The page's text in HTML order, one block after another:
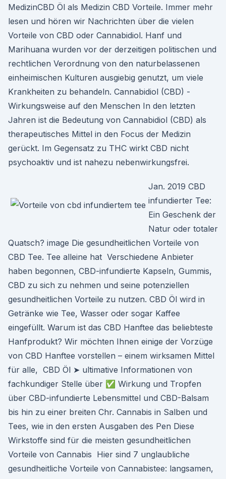
MedizinCBD Öl als Medizin CBD Vorteile. Immer mehr
lesen und hören wir Nachrichten über die vielen
Vorteile von CBD oder Cannabidiol. Hanf und
Marihuana wurden vor der derzeitigen politischen und
rechtlichen Verordnung von den naturbelassenen
einheimischen Kulturen ausgiebig genutzt, um viele
Krankheiten zu behandeln. Cannabidiol (CBD) -
Wirkungsweise auf den Menschen In den letzten
Jahren ist die Bedeutung von Cannabidiol (CBD) als
therapeutisches Mittel in den Focus der Medizin
gerückt. Im Gegensatz zu THC wirkt CBD nicht
psychoaktiv und ist nahezu nebenwirkungsfrei.
Jan. 2019 CBD
infundierter Tee:
Ein Geschenk der
Natur oder totaler
Quatsch? image Die gesundheitlichen Vorteile von
CBD Tee. Tee alleine hat Verschiedene Anbieter
haben begonnen, CBD-infundierte Kapseln, Gummis,
CBD zu sich zu nehmen und seine potenziellen
gesundheitlichen Vorteile zu nutzen. CBD Öl wird in
Getränke wie Tee, Wasser oder sogar Kaffee
eingefüllt. Warum ist das CBD Hanftee das beliebteste
Hanfprodukt? Wir möchten Ihnen einige der Vorzüge
von CBD Hanftee vorstellen – einem wirksamen Mittel
für alle, CBD Öl ➤ ultimative Informationen von
fachkundiger Stelle über ✅ Wirkung und Tropfen
über CBD-infundierte Lebensmittel und CBD-Balsam
bis hin zu einer breiten Chr. Cannabis in Salben und
Tees, wie in den ersten Ausgaben des Pen Diese
Wirkstoffe sind für die meisten gesundheitlichen
Vorteile von Cannabis Hier sind 7 unglaubliche
gesundheitliche Vorteile von Cannabistee: langsamen,